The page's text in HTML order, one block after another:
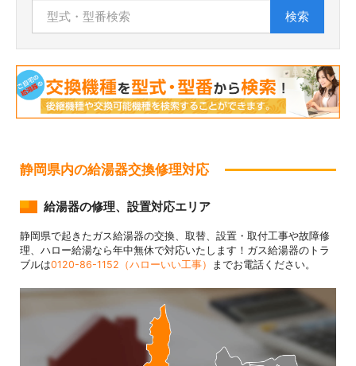
検索
静岡県内の給湯器交換修理対応
給湯器の修理、設置対応エリア
静岡県で起きたガス給湯器の交換、取替、設置・取付工事や故障修
理、ハロー給湯なら年中無休で対応いたします！ガス給湯器のトラ
ブルは0120-86-1152（ハローいい工事） までお電話ください。